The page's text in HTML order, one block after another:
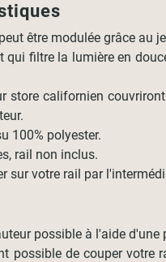
être modulée grâce au
qui filtre la lumière en
store californien
100% polyester.
rail non inclus.
sur votre rail par
possible à l'aide d'une
possible de couper votre